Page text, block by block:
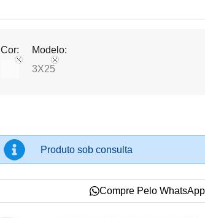
Cor:
Modelo:
3X25
Produto sob consulta
Compre Pelo WhatsApp